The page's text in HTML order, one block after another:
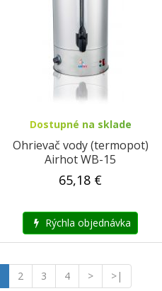
Dostupné na sklade
Ohrievač vody (termopot)
Airhot WB-15
65,18 €
Rýchla objednávka
2 3 4 > >|